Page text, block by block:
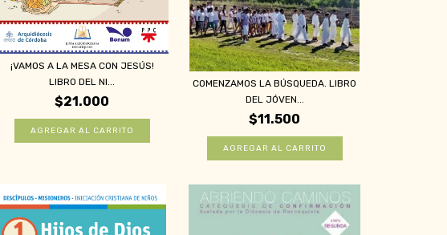
¡VAMOS A LA MESA CON JESÚS!
LIBRO DEL NI...
$21.000
COMENZAMOS LA BÚSQUEDA. LIBRO
DEL JÓVEN...
$11.500